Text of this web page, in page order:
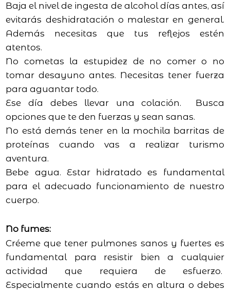
Baja el nivel de ingesta de alcohol días antes, así
evitarás deshidratación o malestar en general.
Además necesitas que tus reflejos estén
atentos.
No cometas la estupidez de no comer o no
tomar desayuno antes. Necesitas tener fuerza
para aguantar todo.
Ese día debes llevar una colación. Busca
opciones que te den fuerzas y sean sanas.
No está demás tener en la mochila barritas de
proteínas cuando vas a realizar turismo
aventura.
Bebe agua. Estar hidratado es fundamental
para el adecuado funcionamiento de nuestro
cuerpo.
No fumes:
Créeme que tener pulmones sanos y fuertes es
fundamental para resistir bien a cualquier
actividad que requiera de esfuerzo.
Especialmente cuando estás en altura o debes